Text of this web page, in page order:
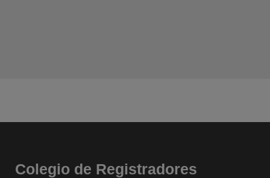
Colegio de Registradores